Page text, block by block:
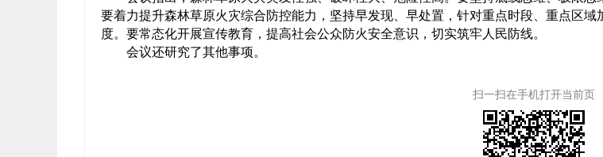
要着力提升森林草原火灾综合防控能力，坚持早发现、早处置，针对重点时段、重点区
度。要常态化开展宣传教育，提高社会公众防火安全意识，切实筑牢人民防线。
会议还研究了其他事项。
扫一扫在手机打开当前页